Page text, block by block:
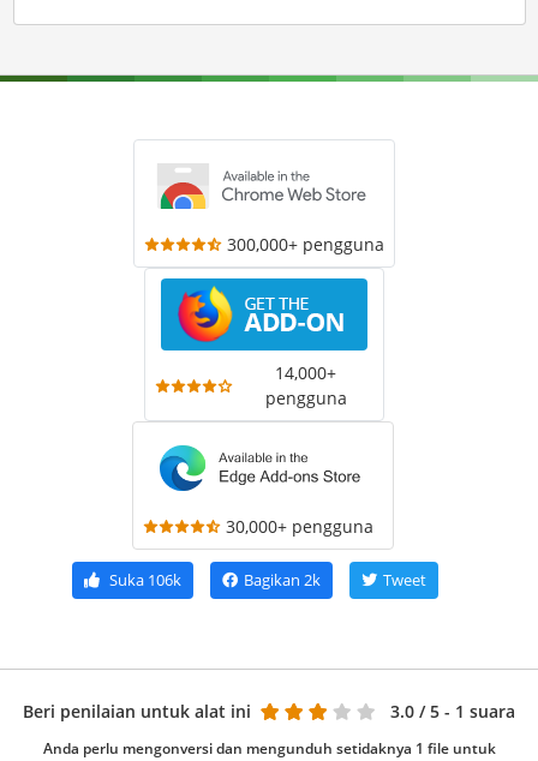
300,000+ pengguna
14,000+
pengguna
30,000+ pengguna
Suka106k Bagikan 2k Tweet
Beri penilaian untuk alat ini 3.0 / 5 - 1 suara
Anda perlu mengonversi dan mengunduh setidaknya 1 file untuk